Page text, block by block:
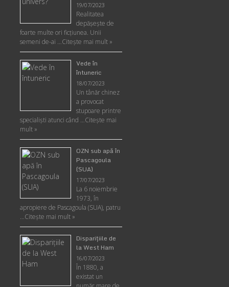
19/07/2023
Realitatea
depăşeşte de
foarte multe ori ficţiunea. Unii
semeni de-ai …Citește mai mult »
Vede în
întuneric
18/07/2023
Un tânăr chinez
a provocat
stupoare printre
specialişti atunci când …Citește mai
mult »
OZN sub apă în
Pascagoula
(SUA)
17/07/2023
La 6 noiembrie
1973, în
apropiere de Pascagoula (SUA), patru
…Citește mai mult »
Disparițiile de
la West Ham
16/07/2023
În 1880, a
existat un